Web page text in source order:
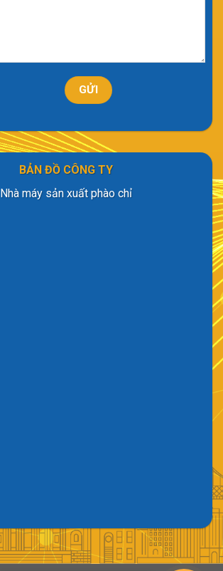
BẢN ĐỒ CÔNG TY
Nhà máy sản xuất phào chỉ